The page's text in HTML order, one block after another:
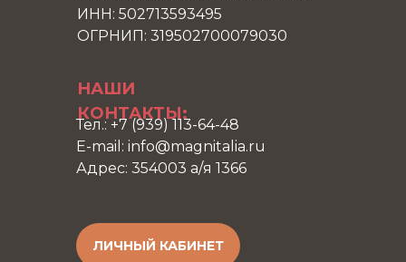
ЛИЧНЫЙ КАБИНЕТ
НАШИ
КОНТАКТЫ:
ИНН: 502713593495
ОГРНИП: 319502700079030
Тел.: +7 (939) 113-64-48
E-mail: info@magnitalia.ru
Адрес: 354003 а/я 1366